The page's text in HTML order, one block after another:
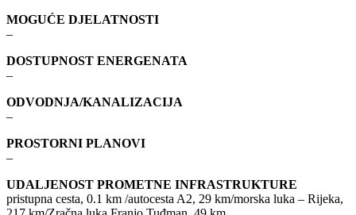
MOGUĆE DJELATNOSTI
–
DOSTUPNOST ENERGENATA
–
ODVODNJA/KANALIZACIJA
–
PROSTORNI PLANOVI
–
UDALJENOST PROMETNE INFRASTRUKTURE
pristupna cesta, 0.1 km /autocesta A2, 29 km/morska luka – Rijeka,